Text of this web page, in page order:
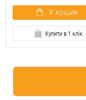
У кошик
Купити в 1 клік